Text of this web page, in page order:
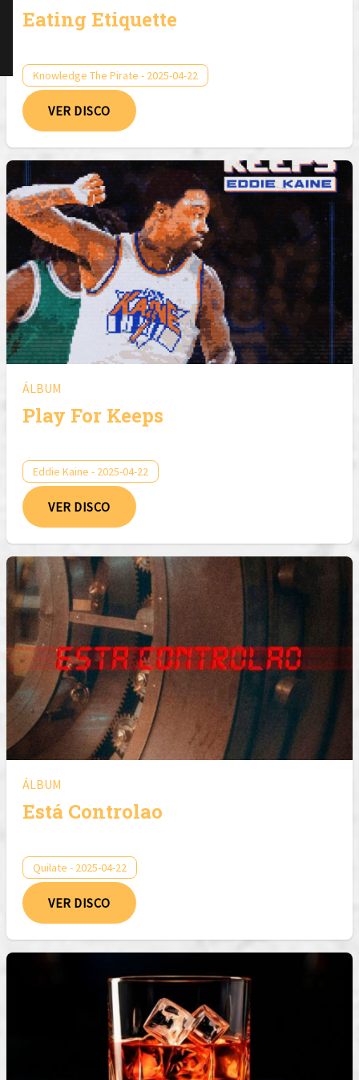
Eating Etiquette
Knowledge The Pirate - 2025-04-22
VER DISCO
ÁLBUM
Play For Keeps
Eddie Kaine - 2025-04-22
VER DISCO
ÁLBUM
Está Controlao
Quilate - 2025-04-22
VER DISCO